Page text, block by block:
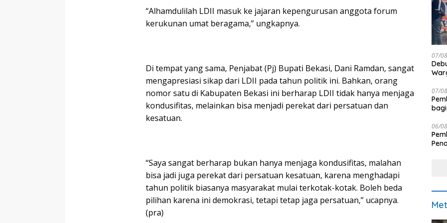
“Alhamdulilah LDII masuk ke jajaran kepengurusan anggota forum
kerukunan umat beragama,” ungkapnya.
Di tempat yang sama, Penjabat (Pj) Bupati Bekasi, Dani Ramdan, sangat
mengapresiasi sikap dari LDII pada tahun politik ini. Bahkan, orang
nomor satu di Kabupaten Bekasi ini berharap LDII tidak hanya menjaga
kondusifitas, melainkan bisa menjadi perekat dari persatuan dan
kesatuan.
“Saya sangat berharap bukan hanya menjaga kondusifitas, malahan
bisa jadi juga perekat dari persatuan kesatuan, karena menghadapi
tahun politik biasanya masyarakat mulai terkotak-kotak. Boleh beda
pilihan karena ini demokrasi, tetapi tetap jaga persatuan,” ucapnya.
(pra)
07/
07/
bagi
06/